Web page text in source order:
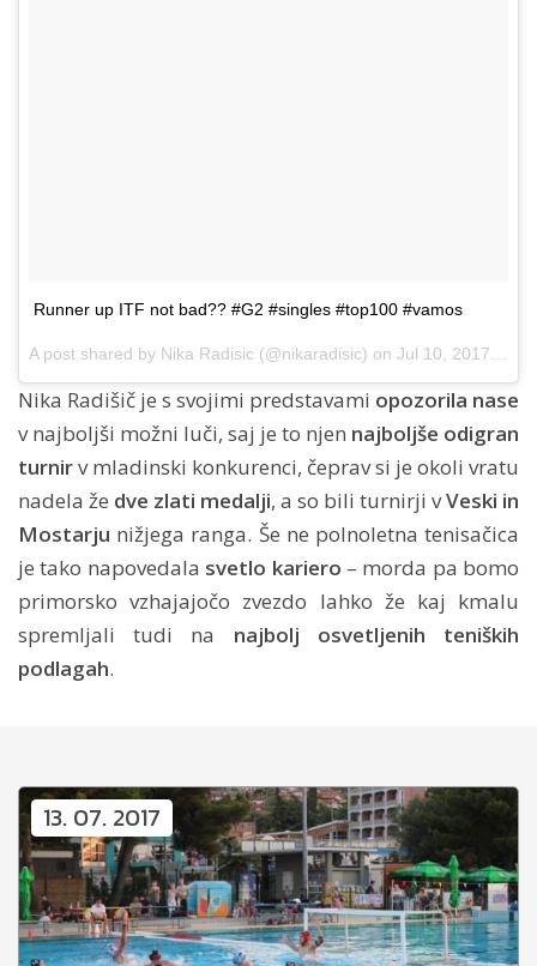
Runner up ITF not bad?? #G2 #singles #top100 #vamos
A post shared by Nika Radisic (@nikaradisic) on Jul 10, 2017 at 11:30am PDT
Nika Radišič je s svojimi predstavami opozorila nase
v najboljši možni luči, saj je to njen najboljše odigran
turnirv mladinski konkurenci, čeprav si je okoli vratu
nadela že dve zlati medalji, a so bili turnirji vVeski in
Mostarju nižjega ranga. Še ne polnoletna tenisačica
je tako napovedala svetlo kariero – morda pa bomo
primorsko vzhajajočo zvezdo lahko že kaj kmalu
spremljali tudi na
najbolj osvetljenih teniških
podlagah.
13. 07. 2017